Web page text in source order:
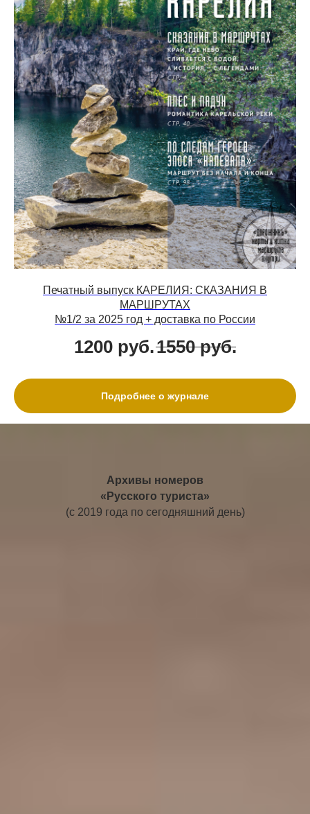
Печатный выпуск КАРЕЛИЯ: СКАЗАНИЯ В
МАРШРУТАХ
№1/2 за 2025 год + доставка по России
1200 руб.1550 руб.
Подробнее о журнале
Архивы номеров
«Русского туриста»
(с 2019 года по сегодняшний день)